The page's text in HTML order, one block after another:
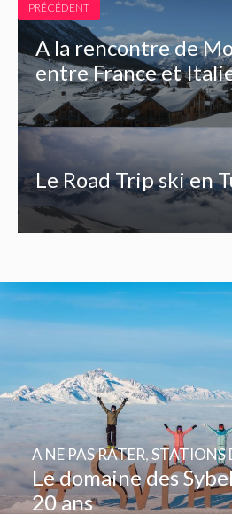
PRÉCÉDENT
A la rencontre de
entre France et
Le Road Trip ski en
Le domaine des
20 ans
A NE PAS RATER,STATIONS